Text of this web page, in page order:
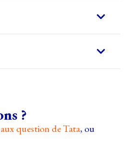
?
question de Tata, ou